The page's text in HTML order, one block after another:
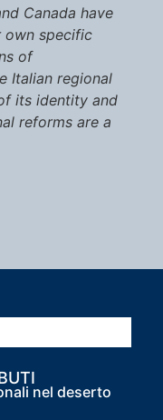
Canada have
own specific
of
Italian regional
its identity and
reforms are a
nel deserto